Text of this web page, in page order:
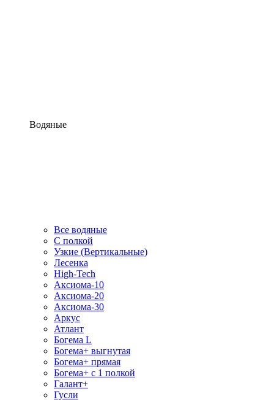
Водяные
Все водяные
С полкой
Узкие (Вертикальные)
Лесенка
High-Tech
Аксиома-10
Аксиома-20
Аксиома-30
Аркус
Атлант
Богема L
Богема+ выгнутая
Богема+ прямая
Богема+ с 1 полкой
Галант+
Гусли